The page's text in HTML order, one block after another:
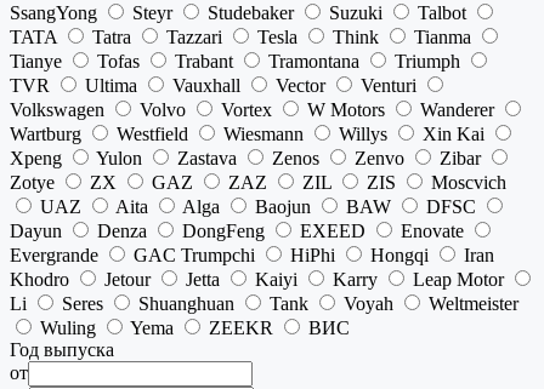
SsangYong
Steyr Studebaker Suzuki
Talbot
TATA
Tatra Tazzari Tesla Think
Tianma
Tianye
Tofas Trabant Tramontana
Triumph
TVR
Ultima Vauxhall Vector
Venturi
Volkswagen
Volvo Vortex W Motors
Wanderer
Wartburg
Westfield Wiesmann Willys
Xin Kai
Xpeng
Yulon Zastava Zenos Zenvo
Zibar
Zotye
ZX GAZ ZAZ ZIL ZIS
Moscvich
UAZ
Aita Alga Baojun BAW
DFSC
Dayun
Denza DongFeng EXEED
Enovate
Evergrande
GAC Trumpchi HiPhi Hongqi
Iran
Khodro
Jetour Jetta Kaiyi Karry
Leap Motor
Li
Seres Shuanghuan Tank Voyah
Weltmeister
Wuling
Yema ZEEKR
ВИС
Год выпуска
от